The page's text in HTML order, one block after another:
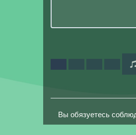
Вы обязуетесь